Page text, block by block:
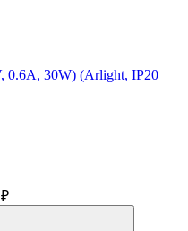
0.6A, 30W) (Arlight, IP20
₽